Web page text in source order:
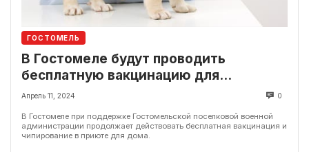
ГОСТОМЕЛЬ
В Гостомеле будут проводить
бесплатную вакцинацию для
домашних животных
Апрель 11, 2024 0
В Гостомеле при поддержке Гостомельской поселковой военной
администрации продолжает действовать бесплатная вакцинация и
чипирование в приюте для дома.